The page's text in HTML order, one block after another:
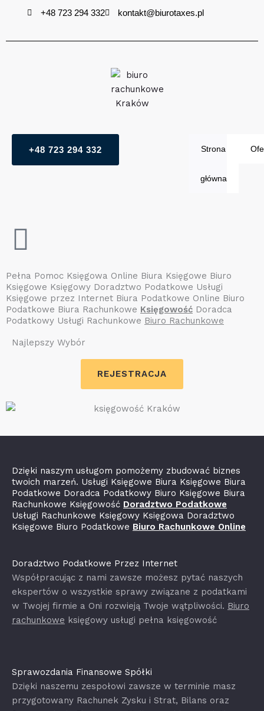
+48 723 294 332 kontakt@biurotaxes.pl
Strona
główna
+48 723 294 332
Pełna Pomoc Księgowa Online Biura Księgowe Biuro
Księgowe Księgowy Doradztwo Podatkowe Usługi
Księgowe przez Internet Biura Podatkowe Online Biuro
Podatkowe Biura Rachunkowe Księgowość Doradca
Podatkowy Usługi Rachunkowe Biuro Rachunkowe
Najlepszy Wybór
REJESTRACJA
Dzięki naszym usługom pomożemy zbudować biznes
twoich marzeń. Usługi Księgowe Biura Księgowe Biura
Podatkowe Doradca Podatkowy Biuro Księgowe Biura
Rachunkowe Księgowość Doradztwo Podatkowe
Usługi Rachunkowe Księgowy Księgowa Doradztwo
Księgowe Biuro Podatkowe Biuro Rachunkowe Online
Doradztwo Podatkowe Przez Internet
Współpracując z nami zawsze możesz pytać naszych
ekspertów o wszystkie sprawy związane z podatkami
w Twojej firmie a Oni rozwieją Twoje wątpliwości. Biuro
rachunkowe księgowy usługi pełna księgowość
Sprawozdania Finansowe Spółki
Dzięki naszemu zespołowi zawsze w terminie masz
przygotowany Rachunek Zysku i Strat, Bilans oraz